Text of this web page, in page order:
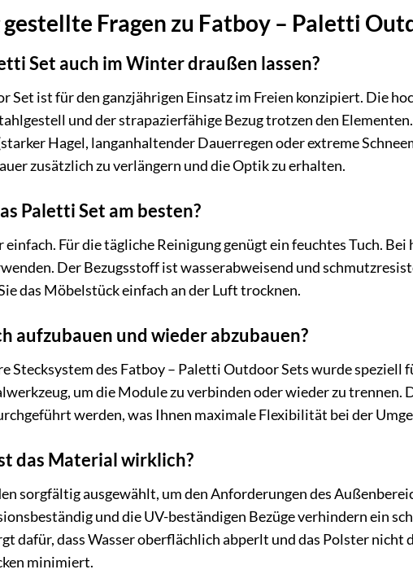
gestellte Fragen zu Fatboy – Paletti
Set auch im Winter draußen lassen?
Set ist für den ganzjährigen Einsatz im Freien konzipiert. Die
und der strapazierfähige Bezug trotzen den
Hagel, langanhaltender Dauerregen oder extreme
zusätzlich zu verlängern und die Optik zu erhalten.
Paletti Set am besten?
einfach. Für die tägliche Reinigung genügt ein feuchtes Tuch.
Der Bezugsstoff ist wasserabweisend und
das Möbelstück einfach an der Luft trocknen.
aufzubauen und wieder abzubauen?
Stecksystem des Fatboy – Paletti Outdoor Sets wurde speziell
um die Module zu verbinden oder wieder zu
werden, was Ihnen maximale Flexibilität bei der
das Material wirklich?
sorgfältig ausgewählt, um den Anforderungen des
und die UV-beständigen Bezüge verhindern ein
dafür, dass Wasser oberflächlich abperlt und das Polster
minimiert.